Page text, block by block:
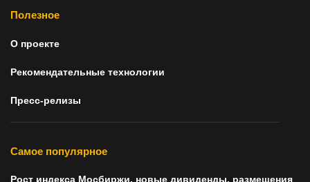
Полезное
О проекте
Рекомендательные технологии
Пресс-релизы
Самое популярное
Рост индекса Мосбиржи, новые дивиденды, размещения